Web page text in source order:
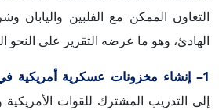
التعاون الممكن مع الفلبين واليابان
الهادئ، وهو ما عرضه التقرير على النحو
1– إنشاء مخزونات عسكرية أمريكية في أستراليا:
إلى التدريب المشترك للقوات